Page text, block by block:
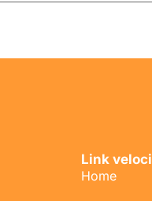
Link veloci
Home